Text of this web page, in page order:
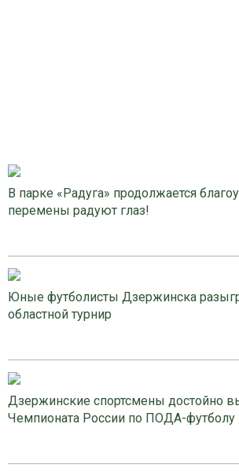
В парке «Радуга» продолжается
перемены радуют глаз!
Юные футболисты Дзержинска
областной турнир
Дзержинские спортсмены достойно
Чемпионата России по ПОДА-футболу